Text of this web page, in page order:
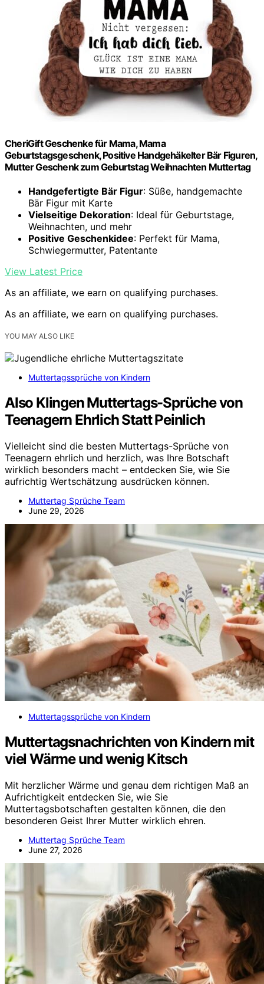
CheriGift Geschenke für Mama, Mama
Geburtstagsgeschenk, Positive Handgehäkelter Bär Figuren,
Mutter Geschenk zum Geburtstag Weihnachten Muttertag
Handgefertigte Bär Figur: Süße, handgemachte
Bär Figur mit Karte
Vielseitige Dekoration: Ideal für Geburtstage,
Weihnachten, und mehr
Positive Geschenkidee: Perfekt für Mama,
Schwiegermutter, Patentante
View Latest Price
As an affiliate, we earn on qualifying purchases.
As an affiliate, we earn on qualifying purchases.
YOU MAY ALSO LIKE
Muttertagssprüche von Kindern
Also Klingen Muttertags-Sprüche von
Teenagern Ehrlich Statt Peinlich
Vielleicht sind die besten Muttertags-Sprüche von
Teenagern ehrlich und herzlich, was Ihre Botschaft
wirklich besonders macht – entdecken Sie, wie Sie
aufrichtig Wertschätzung ausdrücken können.
Muttertag Sprüche Team
June 29, 2026
Muttertagssprüche von Kindern
Muttertagsnachrichten von Kindern mit
viel Wärme und wenig Kitsch
Mit herzlicher Wärme und genau dem richtigen Maß an
Aufrichtigkeit entdecken Sie, wie Sie
Muttertagsbotschaften gestalten können, die den
besonderen Geist Ihrer Mutter wirklich ehren.
Muttertag Sprüche Team
June 27, 2026